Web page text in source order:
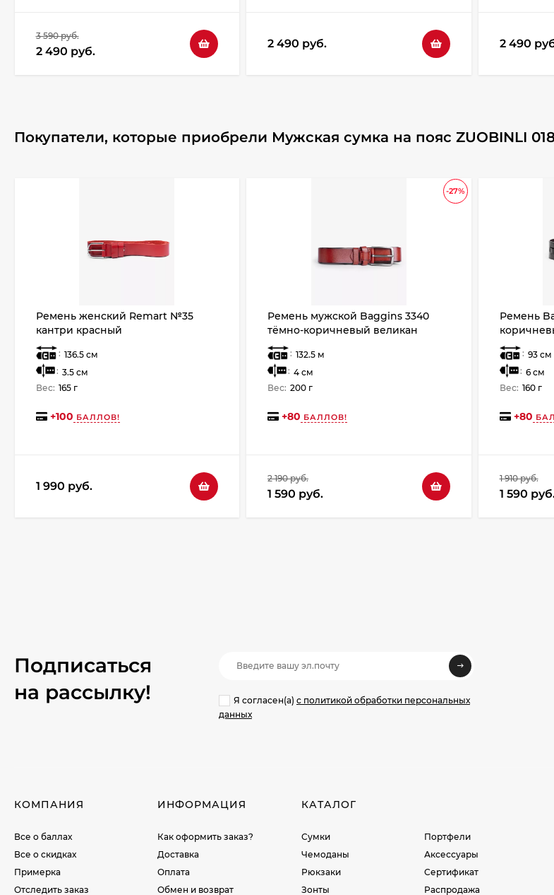
3 590 руб.
2 490 руб.
2 490 руб. 2 490
Покупатели, которые приобрели Мужская сумка на пояс ZUOBINLI
Ремень женский Remart №35
кантри красный
: 136.5 см
: 3.5 см
Вес: 165 г
+100 БАЛЛОВ!
1 990 руб.
-27%
Ремень мужской Baggins 3340
тёмно-коричневый великан
: 132.5 м
: 4 см
Вес: 200 г
+80 БАЛЛОВ!
2 190 руб.
1 590 руб.
Ремень
: 93 см
: 6 см
Вес: 160 г
+80
1 910 руб.
1 590
Подписаться
на рассылкy!
Я согласен(a) с политикой обработки персональных
данных
КОМПАНИЯ
Все о баллах
Все о скидках
Примерка
Отследить заказ
ИНФОРМАЦИЯ
Как оформить заказ?
Доставка
Оплата
Обмен и возврат
КАТАЛОГ
Сумки
Чемоданы
Рюкзаки
Зонты
Портфели
Аксессуары
Сертификат
Распродажа